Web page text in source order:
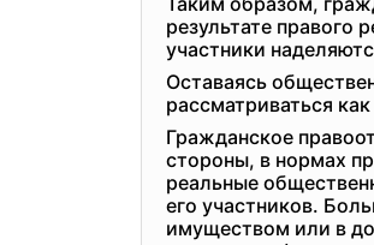
результате правого
участники
Оставаясь
рассматриваться
Гражданское
стороны, в нормах
реальные
его участников.
имуществом или в